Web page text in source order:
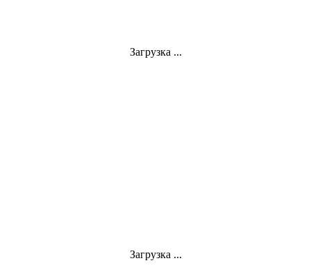
Загрузка ...
Загрузка ...